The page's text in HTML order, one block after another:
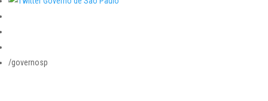
/governosp